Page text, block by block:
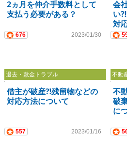
2ヵ月を仲介手数料として
支払う必要がある？
676 2023/01/30
会
い
対
退去・敷金トラブル
借主が破産⁈残留物などの
対応方法について
557 2023/01/16
不動
不
破
に